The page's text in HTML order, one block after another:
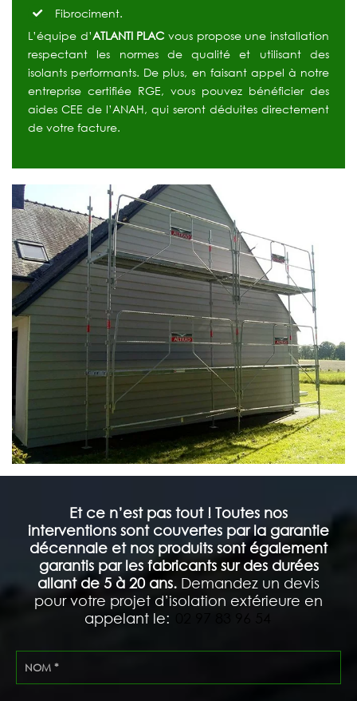
Fibrociment.
L’équipe d’ATLANTI PLAC vous propose une installation
respectant les normes de qualité et utilisant des
isolants performants. De plus, en faisant appel à notre
entreprise certifiée RGE, vous pouvez bénéficier des
aides CEE de l’ANAH, qui seront déduites directement
de votre facture.
Et ce n’est pas tout ! Toutes nos
interventions sont couvertes par la garantie
décennale et nos produits sont également
garantis par les fabricants sur des durées
allant de 5 à 20 ans. Demandez un devis
pour votre projet d’isolation extérieure en
appelant le: